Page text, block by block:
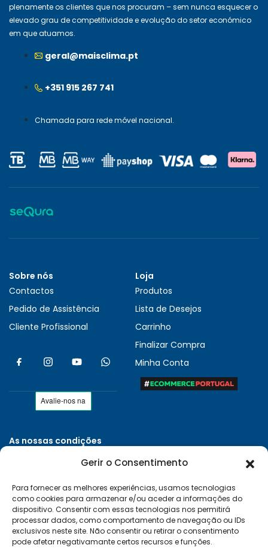
Gerir o Consentimento
Para fornecer as melhores experiências, usamos tecnologias
como cookies para armazenar e/ou aceder a informações do
dispositivo. Consentir com essas tecnologias nos permitirá
processar dados, como comportamento de navegação ou IDs
exclusivos neste site. Não consentir ou retirar o consentimento
pode afetar negativamante certos recursos e funções.
plenamente os clientes que nos procuram – sem nunca esquecer o
elevado grau de competitividade e evolução do setor económico
em que atuamos.
geral@maisclima.pt
+351 915 267 741
Chamada para rede móvel nacional.
Sobre nós
Contactos
Pedido de Assistência
Cliente Profissional
Loja
Produtos
Lista de Desejos
Carrinho
Finalizar Compra
Minha Conta
As nossas condições
Políticas de Privacidade
Entregas e Devoluções
Livro de Reclamações
RAL e RLL
Klarna FAQ